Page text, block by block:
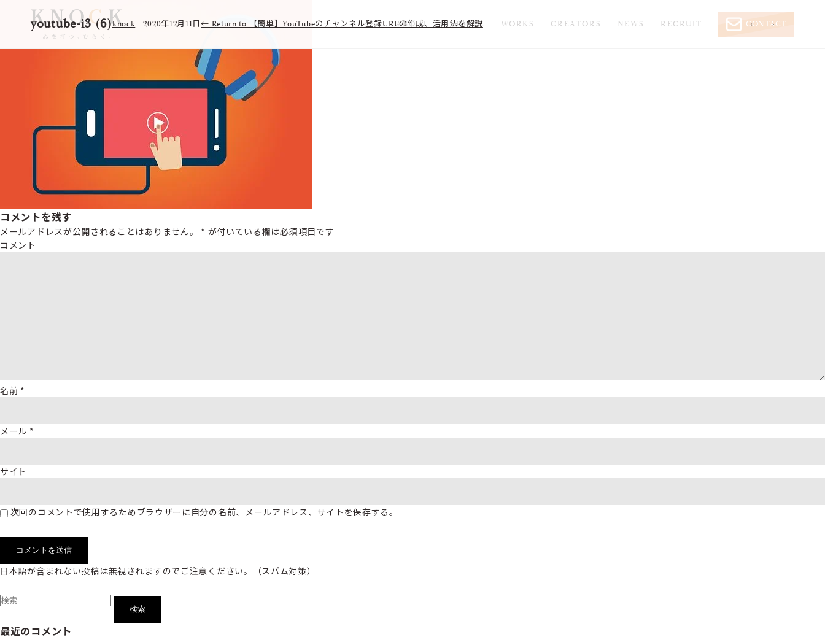
ABOUT SERVICE WORKS CREATORS NEWS RECRUIT CONTACT
youtube-i3 (6)knock |2020年12月11日← Return to 【簡単】YouTubeのチャンネル登録URLの作成、活用法を解説 ‹ ›
コメントを残す
メールアドレスが公開されることはありません。 * が付いている欄は必須項目です
コメント
名前 *
メール *
サイト
次回のコメントで使用するためブラウザーに自分の名前、メールアドレス、サイトを保存する。
日本語が含まれない投稿は無視されますのでご注意ください。（スパム対策）
索:
最近のコメント